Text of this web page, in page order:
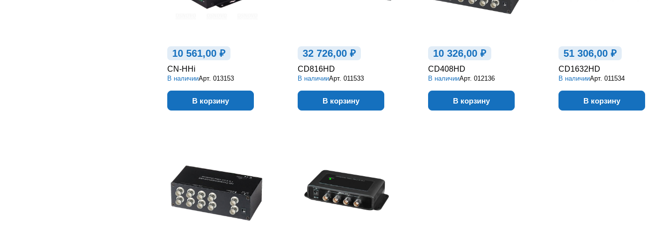
10 561,00 ₽
CN-HHi
В наличииАрт. 013153
В корзину
32 726,00 ₽
CD816HD
В наличииАрт. 011533
В корзину
10 326,00 ₽
CD408HD
В наличииАрт. 012136
В корзину
51 306,00 ₽
CD1632HD
В наличииАрт. 011534
В корзину